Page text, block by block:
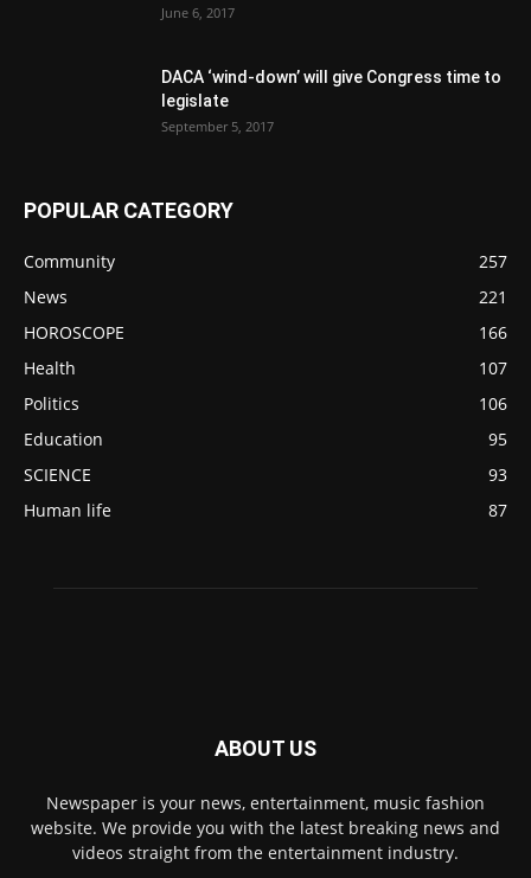
June 6, 2017
DACA ‘wind-down’ will give Congress time to
legislate
September 5, 2017
POPULAR CATEGORY
Community
257
News
221
HOROSCOPE
166
Health
107
Politics
106
Education
95
SCIENCE
93
Human life
87
ABOUT US
Newspaper is your news, entertainment, music fashion
website. We provide you with the latest breaking news and
videos straight from the entertainment industry.